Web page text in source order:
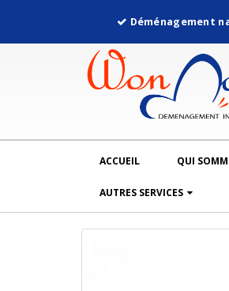
Déménagement
ACCUEIL QUI
AUTRES SERVICES